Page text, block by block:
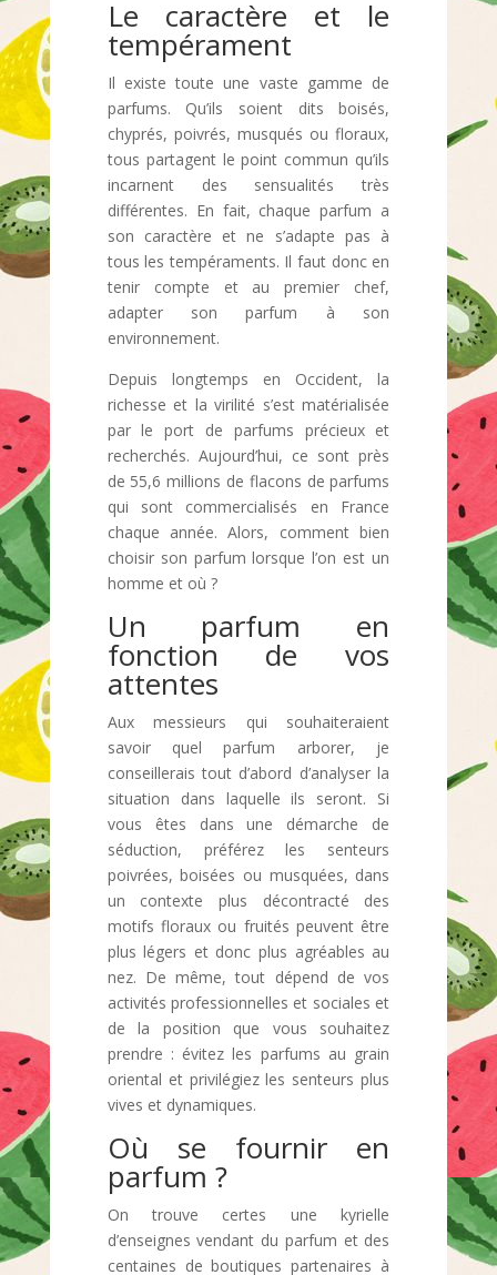
Le caractère et le
tempérament
Il existe toute une vaste gamme de
parfums. Qu’ils soient dits boisés,
chyprés, poivrés, musqués ou floraux,
tous partagent le point commun qu’ils
incarnent des sensualités très
différentes. En fait, chaque parfum a
son caractère et ne s’adapte pas à
tous les tempéraments. Il faut donc en
tenir compte et au premier chef,
adapter son parfum à son
environnement.
Depuis longtemps en Occident, la
richesse et la virilité s’est matérialisée
par le port de parfums précieux et
recherchés. Aujourd’hui, ce sont près
de 55,6 millions de flacons de parfums
qui sont commercialisés en France
chaque année. Alors, comment bien
choisir son parfum lorsque l’on est un
homme et où ?
Un parfum en
fonction de vos
attentes
Aux messieurs qui souhaiteraient
savoir quel parfum arborer, je
conseillerais tout d’abord d’analyser la
situation dans laquelle ils seront. Si
vous êtes dans une démarche de
séduction, préférez les senteurs
poivrées, boisées ou musquées, dans
un contexte plus décontracté des
motifs floraux ou fruités peuvent être
plus légers et donc plus agréables au
nez. De même, tout dépend de vos
activités professionnelles et sociales et
de la position que vous souhaitez
prendre : évitez les parfums au grain
oriental et privilégiez les senteurs plus
vives et dynamiques.
Où se fournir en
parfum ?
On trouve certes une kyrielle
d’enseignes vendant du parfum et des
centaines de boutiques partenaires à